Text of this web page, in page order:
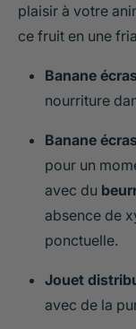
plaisir à votre
ce fruit en une
Banane
nourriture
Banane
pour un
avec du
absence de
ponctuelle.
Jouet
avec de la